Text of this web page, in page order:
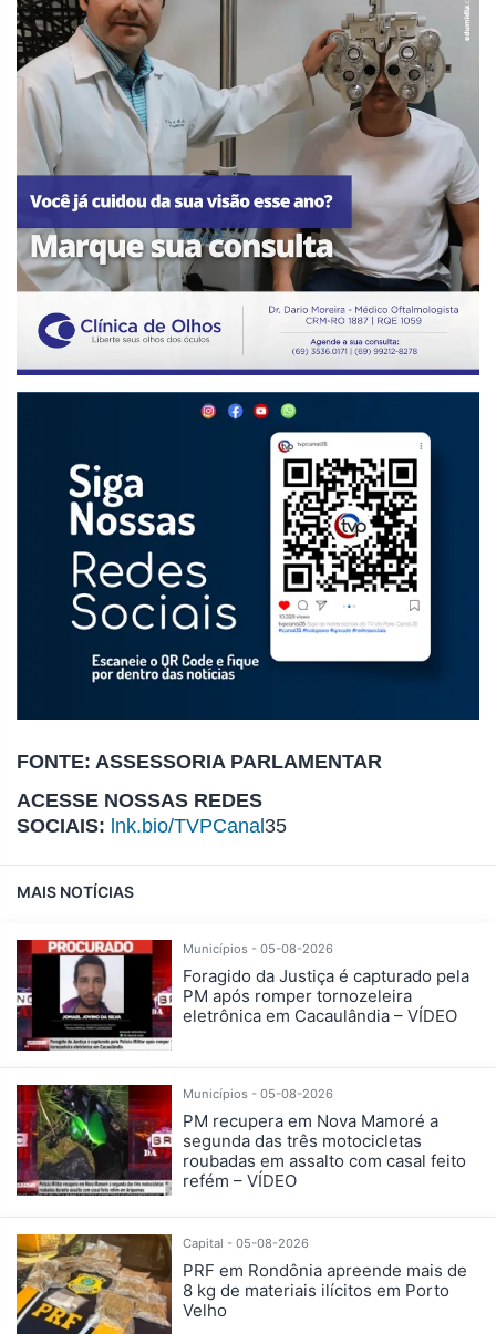
FONTE: ASSESSORIA PARLAMENTAR
ACESSE NOSSAS REDES
SOCIAIS: lnk.bio/TVPCanal35
MAIS NOTÍCIAS
Municípios - 05-08-2026
Foragido da Justiça é capturado pela
PM após romper tornozeleira
eletrônica em Cacaulândia – VÍDEO
Municípios - 05-08-2026
PM recupera em Nova Mamoré a
segunda das três motocicletas
roubadas em assalto com casal feito
refém – VÍDEO
Capital - 05-08-2026
PRF em Rondônia apreende mais de
8 kg de materiais ilícitos em Porto
Velho